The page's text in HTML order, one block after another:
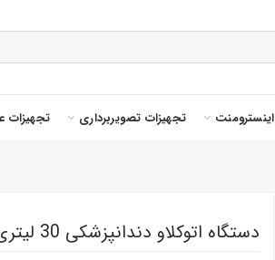
اینسترومنت تجهیزات تصویربرداری تجهیزات
دستگاه اتوکلاو دندانپزشکی 30 لیتری کاوش دیان آزما